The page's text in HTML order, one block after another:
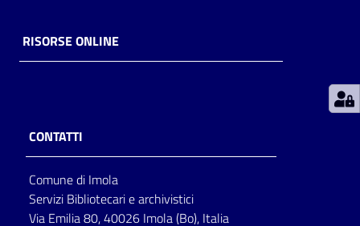
Decentrate
RISORSE ONLINE
CONTATTI
Comune di Imola
Servizi Bibliotecari e archivistici
Via Emilia 80, 40026 Imola (Bo), Italia